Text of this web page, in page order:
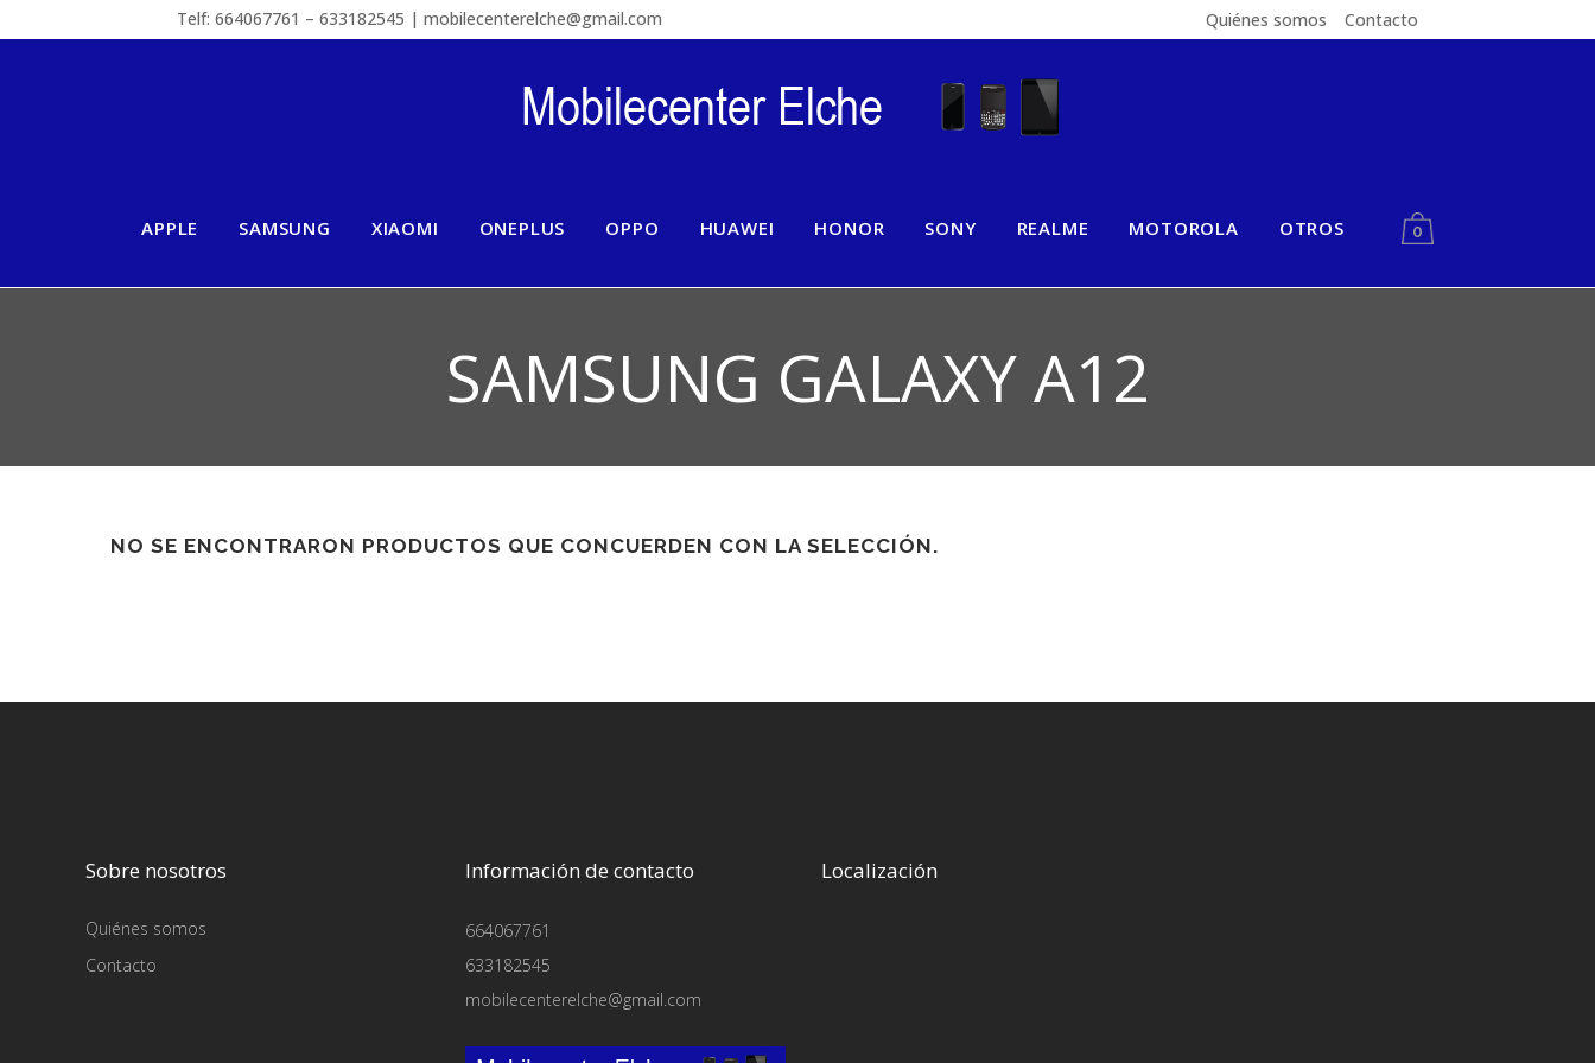
Telf: 664067761 – 633182545 | mobilecenterelche@gmail.com Quiénes somos Contacto
APPLE SAMSUNG XIAOMI ONEPLUS OPPO HUAWEI HONOR SONY REALME MOTOROLA OTROS 0
SAMSUNG GALAXY A12
NO SE ENCONTRARON PRODUCTOS QUE CONCUERDEN CON LA SELECCIÓN.
Sobre nosotros
Quiénes somos
Contacto
Información de contacto
664067761
633182545
mobilecenterelche@gmail.com
Localización